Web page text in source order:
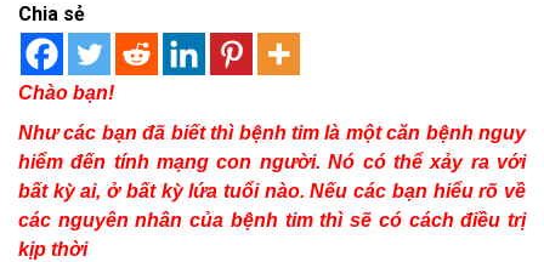
Chia sẻ
Chào bạn!
Như các bạn đã biết thì bệnh tim là một căn bệnh nguy
hiểm đến tính mạng con người. Nó có thể xảy ra với
bất kỳ ai, ở bất kỳ lứa tuổi nào. Nếu các bạn hiểu rõ về
các nguyên nhân của bệnh tim thì sẽ có cách điều trị
kịp thời